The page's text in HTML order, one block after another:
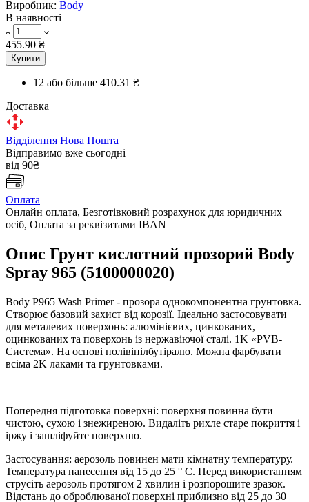
Виробник: Body
В наявності
455.90 ₴
Купити
12 або більше 410.31 ₴
Доставка
Відділення Нова Пошта
Відправимо вже сьогодні
від 90₴
Оплата
Онлайн оплата, Безготівковий розрахунок для юридичних
осіб, Оплата за реквізитами IBAN
Опис Грунт кислотний прозорий Body
Spray 965 (5100000020)
Body P965 Wash Primer - прозора однокомпонентна грунтовка.
Створює базовий захист від корозії. Ідеально застосовувати
для металевих поверхонь: алюмінієвих, цинкованих,
оцинкованих та поверхонь із нержавіючої сталі. 1K «PVB-
Система». На основі полівінілбутіралю. Можна фарбувати
всіма 2K лаками та грунтовками.
Попередня підготовка поверхні: поверхня повинна бути
чистою, сухою і знежиреною. Видаліть рихле старе покриття і
іржу і зашліфуйте поверхню.
Застосування: аерозоль повинен мати кімнатну температуру.
Температура нанесення від 15 до 25 ° C. Перед використанням
струсіть аерозоль протягом 2 хвилин і розпорошите зразок.
Відстань до оброблюваної поверхні приблизно від 25 до 30